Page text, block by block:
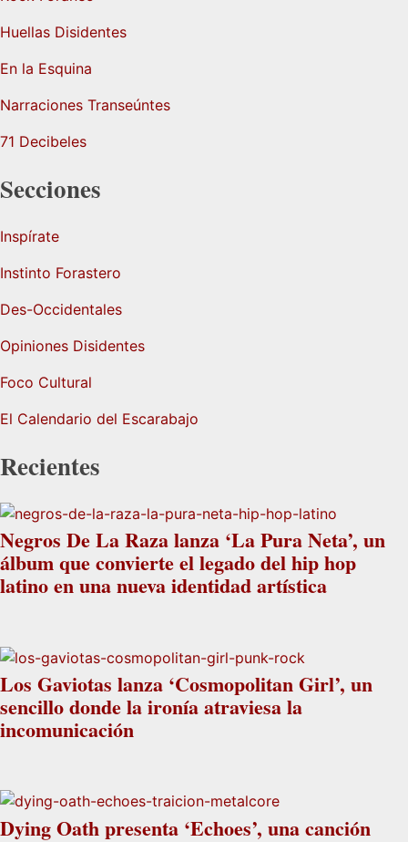
Huellas Disidentes
En la Esquina
Narraciones Transeúntes
71 Decibeles
Secciones
Inspírate
Instinto Forastero
Des-Occidentales
Opiniones Disidentes
Foco Cultural
El Calendario del Escarabajo
Recientes
Negros De La Raza lanza ‘La Pura Neta’, un
álbum que convierte el legado del hip hop
latino en una nueva identidad artística
Los Gaviotas lanza ‘Cosmopolitan Girl’, un
sencillo donde la ironía atraviesa la
incomunicación
Dying Oath presenta ‘Echoes’, una canción